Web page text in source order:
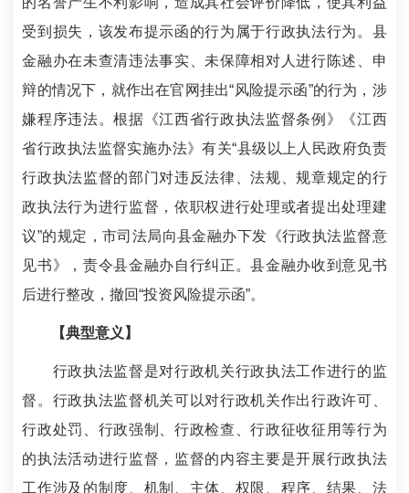
受到损失，该发布提示函的行为属于行政执法行为。县
金融办在未查清违法事实、未保障相对人进行陈述、申
辩的情况下，就作出在官网挂出“风险提示函”的行为，涉
嫌程序违法。根据《江西省行政执法监督条例》《江西
省行政执法监督实施办法》有关“县级以上人民政府负责
行政执法监督的部门对违反法律、法规、规章规定的行
政执法行为进行监督，依职权进行处理或者提出处理建
议”的规定，市司法局向县金融办下发《行政执法监督意
见书》，责令县金融办自行纠正。县金融办收到意见书
后进行整改，撤回“投资风险提示函”。
【典型意义】
行政执法监督是对行政机关行政执法工作进行的监
督。行政执法监督机关可以对行政机关作出行政许可、
行政处罚、行政强制、行政检查、行政征收征用等行为
的执法活动进行监督，监督的内容主要是开展行政执法
工作涉及的制度、机制、主体、权限、程序、结果、法